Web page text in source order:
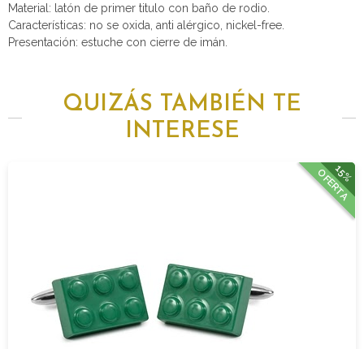
Material: latón de primer titulo con baño de rodio.
Características: no se oxida, anti alérgico, nickel-free.
Presentación: estuche con cierre de imán.
QUIZÁS TAMBIÉN TE
INTERESE
15%
OFERTA